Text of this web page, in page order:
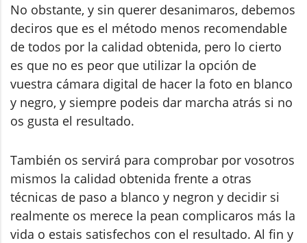
No obstante, y sin querer desanimaros, debemos
deciros que es el método menos recomendable
de todos por la calidad obtenida, pero lo cierto
es que no es peor que utilizar la opción de
vuestra cámara digital de hacer la foto en blanco
y negro, y siempre podeis dar marcha atrás si no
os gusta el resultado.
También os servirá para comprobar por vosotros
mismos la calidad obtenida frente a otras
técnicas de paso a blanco y negron y decidir si
realmente os merece la pean complicaros más la
vida o estais satisfechos con el resultado. Al fin y